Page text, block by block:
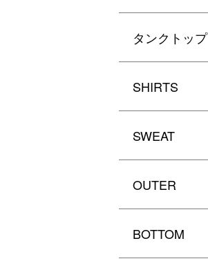
タンクトップ
SHIRTS
SWEAT
OUTER
BOTTOM